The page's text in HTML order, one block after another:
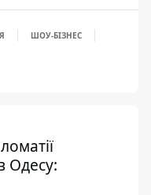
ШОУ-БІЗНЕС
Одесу: